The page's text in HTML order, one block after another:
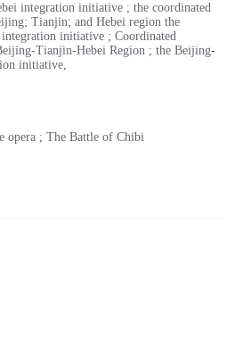
integration initiative ; the coordinated
Tianjin; and Hebei region the
initiative ; Coordinated
Tianjin-Hebei Region ; the Beijing-
initiative,
opera ; The Battle of Chibi